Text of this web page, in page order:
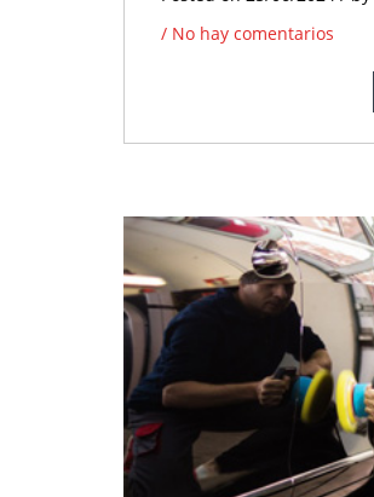
/ No hay comentarios